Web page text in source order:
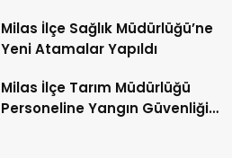
Milas İlçe Sağlık Müdürlüğü’ne
Yeni Atamalar Yapıldı
Milas İlçe Tarım Müdürlüğü
Personeline Yangın Güvenliği